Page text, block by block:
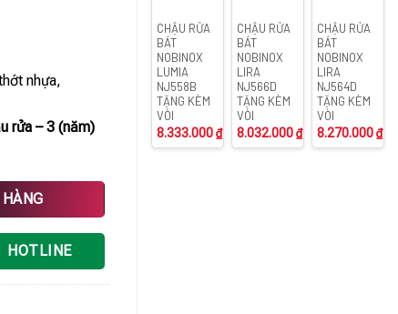
nhựa,
rửa – 3 (năm)
Tari Smart 9051 số lượng
HOTLINE
CHẬU RỬA
BÁT
NOBINOX
LUMIA
NJ558B
TẶNG KÈM
VÒI
8.333.000₫
CHẬU RỬA
BÁT
NOBINOX
LIRA
NJ566D
TẶNG KÈM
VÒI
8.032.000₫
CHẬU RỬA
BÁT
NOBINOX
LIRA
NJ564D
TẶNG KÈM
VÒI
8.270.000₫